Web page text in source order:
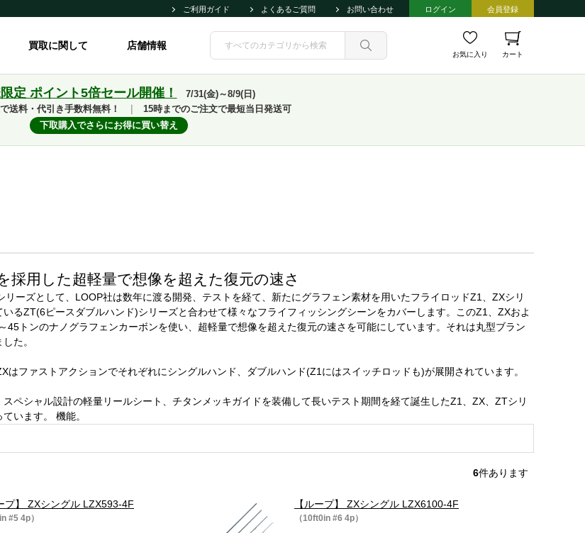
ご利用ガイド よくあるご質問 お問い合わせ ログイン 会員登録
買取に関して 店舗情報
お気に入り カート
定 ポイント5倍セール開催！
7/31(金)～8/9(日)
送料・代引き手数料無料！
15時までのご注文で最短当日発送可
下取購入でさらにお得に買い替え
採用した超軽量で想像を超えた復元の速さ
ーズとして、LOOP社は数年に渡る開発、テストを経て、新たにグラフェン素材を用いたフライロッドZ1、ZXシリ
るZT(6ピースダブルハンド)シリーズと合わせて様々なフライフィッシングシーンをカバーします。このZ1、ZXおよ
45トンのナノグラフェンカーボンを使い、超軽量で想像を超えた復元の速さを可能にしています。それは丸型ブラン
た。
はファストアクションでそれぞれにシングルハンド、ダブルハンド(Z1にはスイッチロッドも)が展開されています。
ペシャル設計の軽量リールシート、チタンメッキガイドを装備して長いテスト期間を経て誕生したZ1、ZX、ZTシリ
います。 機能。
6件あります
プ】 ZXシングル LZX593-4F
#5 4p）
【ループ】 ZXシングル LZX6100-4F
（10ft0in #6 4p）